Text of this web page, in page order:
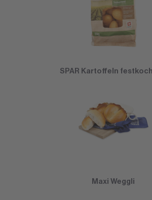
SPAR Kartoffeln
Maxi Weggli